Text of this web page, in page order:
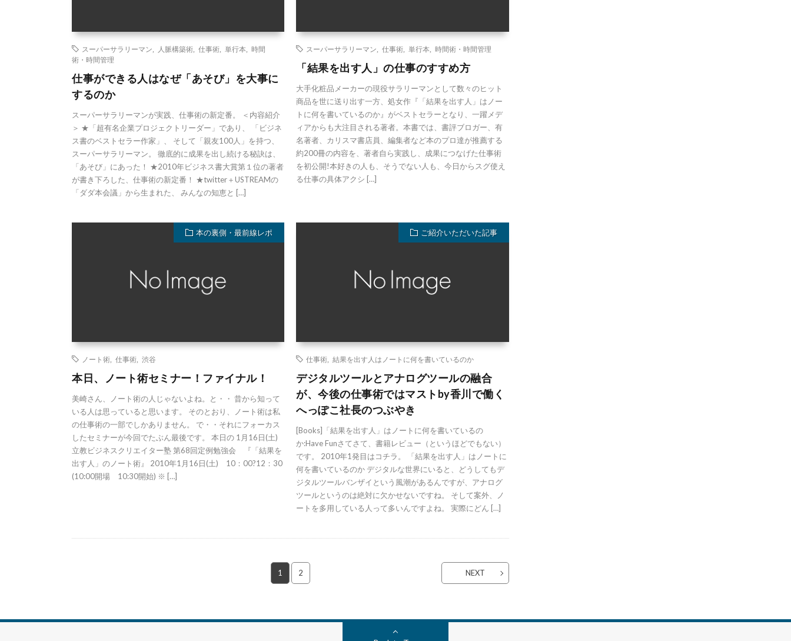
スーパーサラリーマン 人脈構築術 仕事術 単行本
時間
術・時間管理
仕事ができる人はなぜ「あそび」を大事に
するのか
スーパーサラリーマンが実践、仕事術の新定番。 ＜内容紹介
＞ ★「超有名企業プロジェクトリーダー」であり、 「ビジネ
ス書のベストセラー作家」、 そして「親友100人」を持つ、
スーパーサラリーマン。 徹底的に成果を出し続ける秘訣は、
「あそび」にあった！ ★2010年ビジネス書大賞第１位の著者
が書き下ろした、仕事術の新定番！ ★twitter＋USTREAMの
「ダダ本会議」から生まれた、 みんなの知恵と […]
スーパーサラリーマン ,仕事術 単行本 ,時間術・時間管理
「結果を出す人」の仕事のすすめ方
大手化粧品メーカーの現役サラリーマンとして数々のヒット
商品を世に送り出す一方、処女作『「結果を出す人」はノー
トに何を書いているのか』がベストセラーとなり、一躍メデ
ィアからも大注目される著者。本書では、書評ブロガー、有
名著者、カリスマ書店員、編集者など本のプロ達が推薦する
約200冊の内容を、著者自ら実践し、成果につなげた仕事術
を初公開!本好きの人も、そうでない人も、今日からスグ使え
る仕事の具体アクシ […]
本の裏側・最前線レポ
ノート術 仕事術 渋谷
本日、ノート術セミナー！ファイナル！
美崎さん、ノート術の人じゃないよね。と・・ 昔から知って
いる人は思っていると思います。 そのとおり、ノート術は私
の仕事術の一部でしかありません。 で・・それにフォーカス
したセミナーが今回でたぶん最後です。 本日の 1月16日(土)
立教ビジネスクリエイター塾 第68回定例勉強会 『「結果を
出す人」のノート術』 2010年1月16日(土) 10：00?12：30
(10:00開場 10:30開始) ※ […]
ご紹介いただいた記事
仕事術 ,結果を出す人はノートに何を書いているのか
デジタルツールとアナログツールの融合
が、今後の仕事術ではマストby香川で働く
へっぽこ社長のつぶやき
[Books]「結果を出す人」はノートに何を書いているの
か:Have Funさてさて、書籍レビュー（というほどでもない）
です。 2010年1発目はコチラ。 「結果を出す人」はノートに
何を書いているのか デジタルな世界にいると、どうしてもデ
ジタルツールバンザイという風潮があるんですが、アナログ
ツールというのは絶対に欠かせないですね。 そして案外、ノ
ートを多用している人って多いんですよね。 実際にどん […]
1 2 NEXT